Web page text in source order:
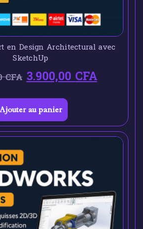
en Design Architectural avec
SketchUp
CFA 3.900,00CFA
Ajouter au panier